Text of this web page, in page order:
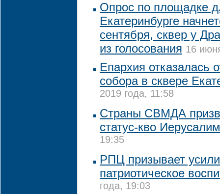
Опрос по площадке
Екатеринбурге
сентября, сквер у
из голосования 16
Епархия отказалась
собора в сквере
2019 года, 11:58
Страны СВМДА
статус-кво
19:35
РПЦ призывает
патриотическое
года, 19:03